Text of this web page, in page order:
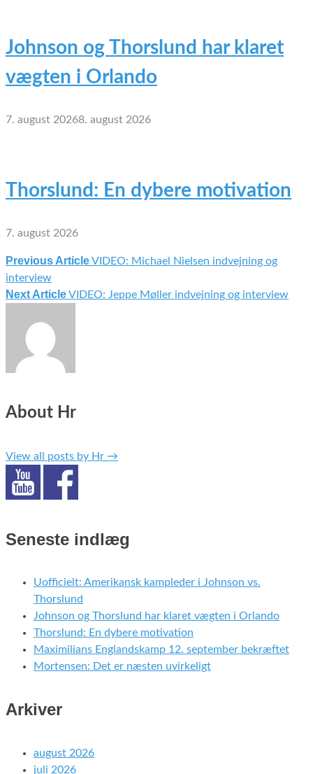
Johnson og Thorslund har klaret
vægten i Orlando
7. august 20268. august 2026
Thorslund: En dybere motivation
7. august 2026
Indlægsnavigation
Previous ArticleVIDEO: Michael Nielsen indvejning og
interview
Next ArticleVIDEO: Jeppe Møller indvejning og interview
About Hr
View all posts by Hr →
Seneste indlæg
Uofficielt: Amerikansk kampleder i Johnson vs.
Thorslund
Johnson og Thorslund har klaret vægten i Orlando
Thorslund: En dybere motivation
Maximilians Englandskamp 12. september bekræftet
Mortensen: Det er næsten uvirkeligt
Arkiver
august 2026
juli 2026